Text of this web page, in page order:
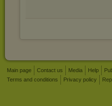
Main page Contact us Media Help
Terms and conditions
Privacy policy